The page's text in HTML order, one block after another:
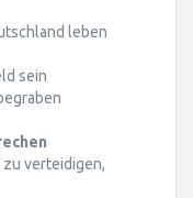
leben
sein
zu verteidigen,